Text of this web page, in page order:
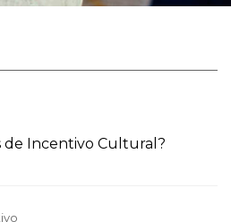
de Incentivo Cultural?